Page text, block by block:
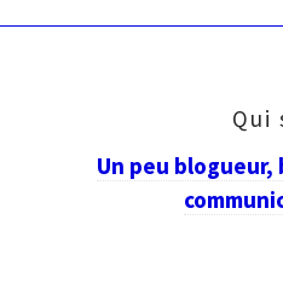
Qui
Un peu blogueur,